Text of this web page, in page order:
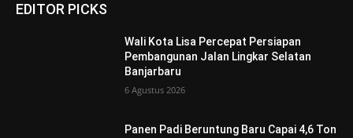
EDITOR PICKS
Wali Kota Lisa Percepat Persiapan
Pembangunan Jalan Lingkar Selatan
Banjarbaru
6 Agustus 2026
Panen Padi Beruntung Baru Capai 4,6 Ton